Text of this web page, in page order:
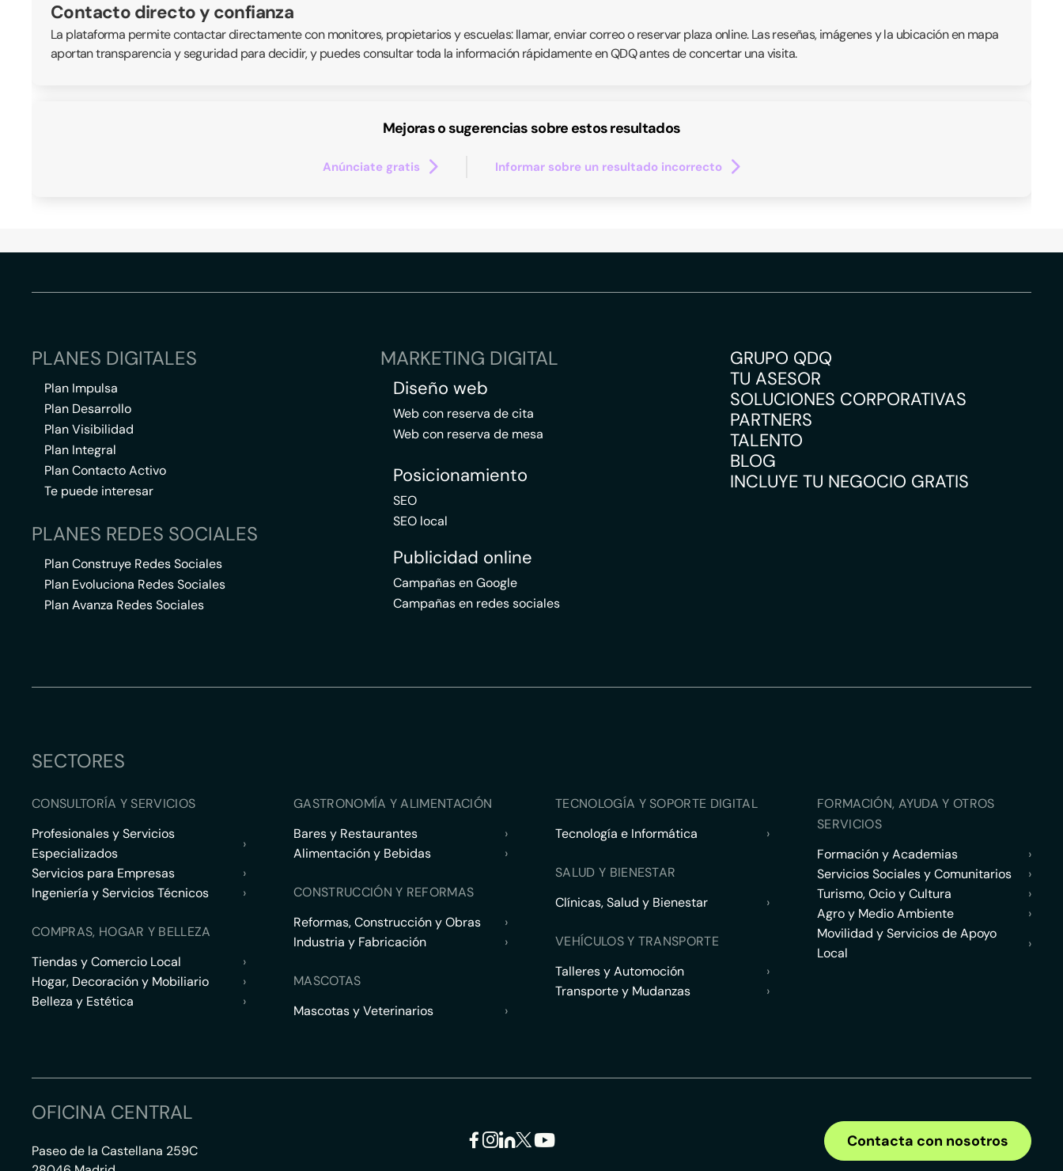
Contacto directo y confianza
La plataforma permite contactar directamente con monitores, propietarios y escuelas: llamar, enviar correo o reservar plaza online. Las reseñas, imágenes y la ubicación en mapa
aportan transparencia y seguridad para decidir, y puedes consultar toda la información rápidamente en QDQ antes de concertar una visita.
Mejoras o sugerencias sobre estos resultados
Anúnciate gratis Informar sobre un resultado incorrecto
PLANES DIGITALES
Plan Impulsa
Plan Desarrollo
Plan Visibilidad
Plan Integral
Plan Contacto Activo
Te puede interesar
PLANES REDES SOCIALES
Plan Construye Redes Sociales
Plan Evoluciona Redes Sociales
Plan Avanza Redes Sociales
MARKETING DIGITAL
Diseño web
Web con reserva de cita
Web con reserva de mesa
Posicionamiento
SEO
SEO local
Publicidad online
Campañas en Google
Campañas en redes sociales
GRUPO QDQ
TU ASESOR
SOLUCIONES CORPORATIVAS
PARTNERS
TALENTO
BLOG
INCLUYE TU NEGOCIO GRATIS
SECTORES
CONSULTORÍA Y SERVICIOS
Profesionales y Servicios
Especializados
›
Servicios para Empresas
›
Ingeniería y Servicios Técnicos
›
COMPRAS, HOGAR Y BELLEZA
Tiendas y Comercio Local
›
Hogar, Decoración y Mobiliario
›
Belleza y Estética
›
GASTRONOMÍA Y ALIMENTACIÓN
Bares y Restaurantes
›
Alimentación y Bebidas
›
CONSTRUCCIÓN Y REFORMAS
Reformas, Construcción y Obras
›
Industria y Fabricación
›
MASCOTAS
Mascotas y Veterinarios
›
TECNOLOGÍA Y SOPORTE DIGITAL
Tecnología e Informática
›
SALUD Y BIENESTAR
Clínicas, Salud y Bienestar
›
VEHÍCULOS Y TRANSPORTE
Talleres y Automoción
›
Transporte y Mudanzas
›
FORMACIÓN, AYUDA Y OTROS
SERVICIOS
Formación y Academias
›
Servicios Sociales y Comunitarios
›
Turismo, Ocio y Cultura
›
Agro y Medio Ambiente
›
Movilidad y Servicios de Apoyo
Local
›
OFICINA CENTRAL
Paseo de la Castellana 259C
Contacta con nosotros